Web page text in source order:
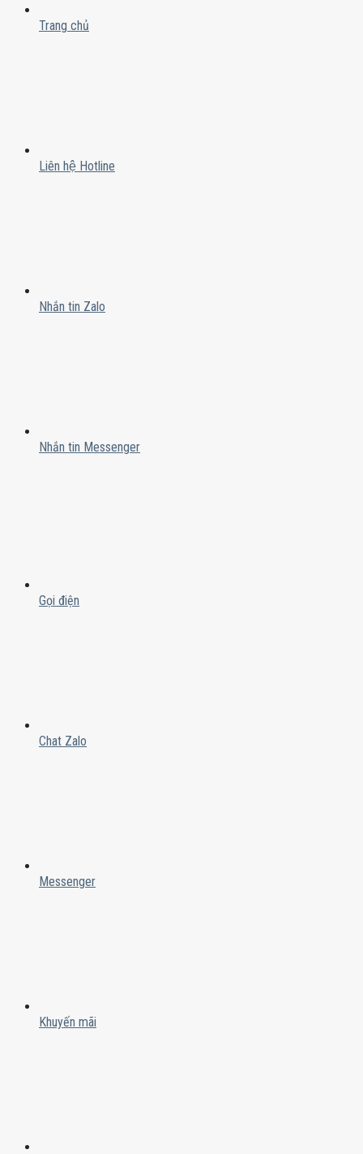
Trang chủ
Liên hệ Hotline
Nhắn tin Zalo
Nhắn tin Messenger
Gọi điện
Chat Zalo
Messenger
Khuyến mãi